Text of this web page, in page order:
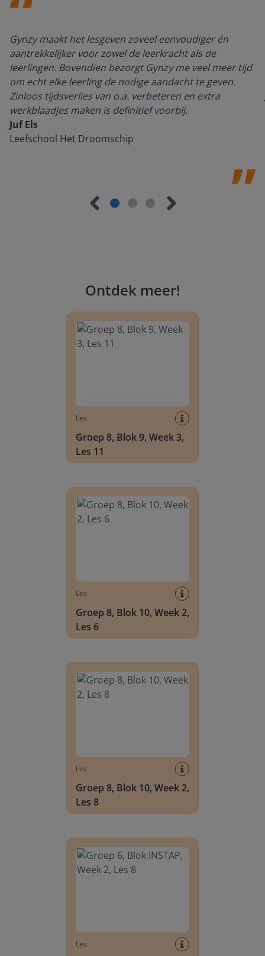
Gynzy maakt het lesgeven zoveel eenvoudiger én
aantrekkelijker voor zowel de leerkracht als de
leerlingen. Bovendien bezorgt Gynzy me veel meer tijd
om echt elke leerling de nodige aandacht te geven.
Zinloos tijdsverlies van o.a. verbeteren en extra
werkblaadjes maken is definitief voorbij.
Juf Els
Leefschool Het Droomschip
Ontdek meer!
Les
Groep 8, Blok 9, Week 3,
Les 11
Les
Groep 8, Blok 10, Week 2,
Les 6
Les
Groep 8, Blok 10, Week 2,
Les 8
Les